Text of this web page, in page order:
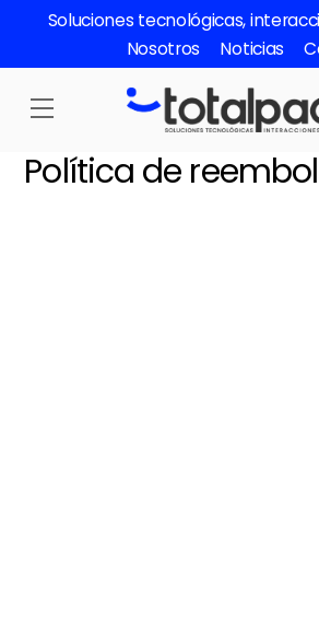
content
Soluciones tecnológicas,
Nosotros
Noticias
Menu
Política de